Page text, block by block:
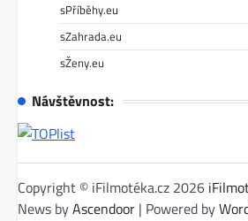
sPříběhy.eu
sZahrada.eu
sŽeny.eu
Návštěvnost:
Copyright © iFilmotéka.cz 2026
News byAscendoor | Powered by